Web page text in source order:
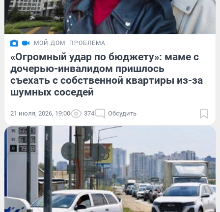
МОЙ ДОМ ПРОБЛЕМА
«Огромный удар по бюджету»: маме с
дочерью-инвалидом пришлось
съехать с собственной квартиры из-за
шумных соседей
21 июля, 2026, 19:00 374 Обсудить